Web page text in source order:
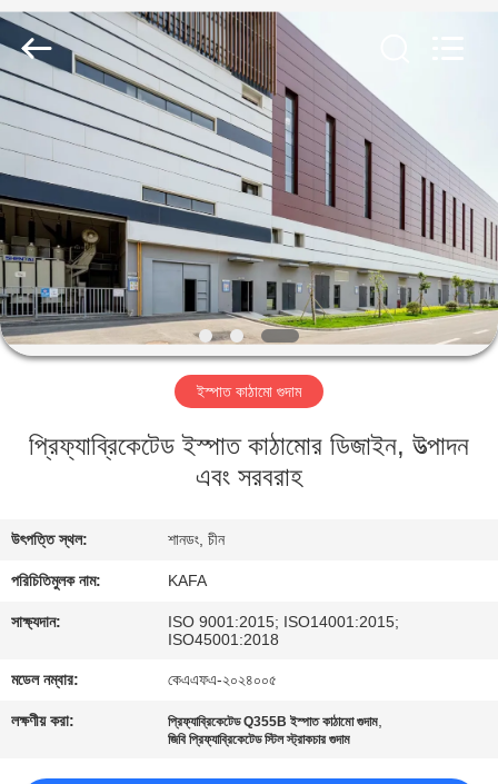
বাড়ি
পণ্য
ভিডিও
ভিআর
শো
আমাদের
কারখানা
পরিদর্শন
নিয়ন্ত্রণ
KaFa
Fabrication
Co.,
All
Rights
Reserved.
ইস্পাত কাঠামো গুদাম
প্রিফ্যাব্রিকেটেড ইস্পাত কাঠামোর ডিজাইন, উত্পাদন
এবং সরবরাহ
উৎপত্তি স্থল: শানডং, চীন
পরিচিতিমুলক নাম: KAFA
সাক্ষ্যদান:
ISO 9001:2015; ISO14001:2015;
ISO45001:2018
মডেল নম্বার: কেএএফএ-২০২৪০০৫
লক্ষণীয় করা: প্রিফ্যাব্রিকেটেড Q355B ইস্পাত কাঠামো গুদাম,
জিবি প্রিফ্যাব্রিকেটেড স্টিল স্ট্রাকচার গুদাম